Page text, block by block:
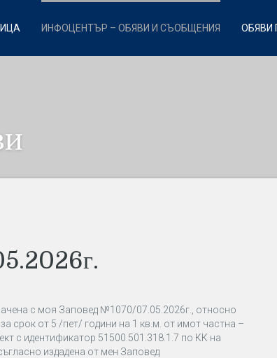
ИНФОЦЕНТЪР – ОБЯВИ И СЪОБЩЕНИЯ ОБЯВИ
с моя Заповед №1070/07.05.2026г., относно
срок от 5 /пет/ години на 1 кв.м. от имот частна –
с идентификатор 51500.501.318.1.7 по КК на
издадена от мен Заповед